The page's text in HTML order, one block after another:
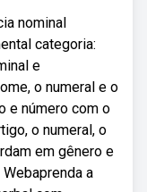
nominal
categoria:
e
o numeral e o
e número com o
o numeral, o
em gênero e
a